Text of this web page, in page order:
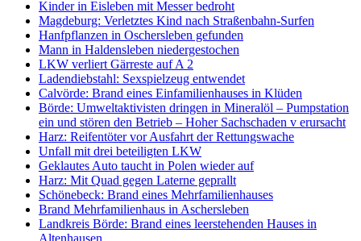
Kinder in Eisleben mit Messer bedroht
Magdeburg: Verletztes Kind nach Straßenbahn-Surfen
Hanfpflanzen in Oschersleben gefunden
Mann in Haldensleben niedergestochen
LKW verliert Gärreste auf A 2
Ladendiebstahl: Sexspielzeug entwendet
Calvörde: Brand eines Einfamilienhauses in Klüden
Börde: Umweltaktivisten dringen in Mineralöl – Pumpstation
ein und stören den Betrieb – Hoher Sachschaden v erursacht
Harz: Reifentöter vor Ausfahrt der Rettungswache
Unfall mit drei beteiligten LKW
Geklautes Auto taucht in Polen wieder auf
Harz: Mit Quad gegen Laterne geprallt
Schönebeck: Brand eines Mehrfamilienhauses
Brand Mehrfamilienhaus in Aschersleben
Landkreis Börde: Brand eines leerstehenden Hauses in